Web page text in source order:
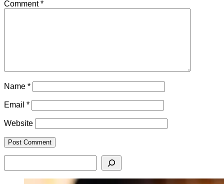
Comment*
Name *
Email *
Website